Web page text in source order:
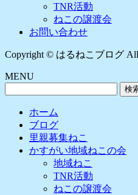
TNR活動
ねこの譲渡会
お問い合わせ
Copyright © はるねこブログ All
MENU
ホーム
ブログ
里親募集ねこ
かすがい地域ねこの会
地域ねこ
TNR活動
ねこの譲渡会